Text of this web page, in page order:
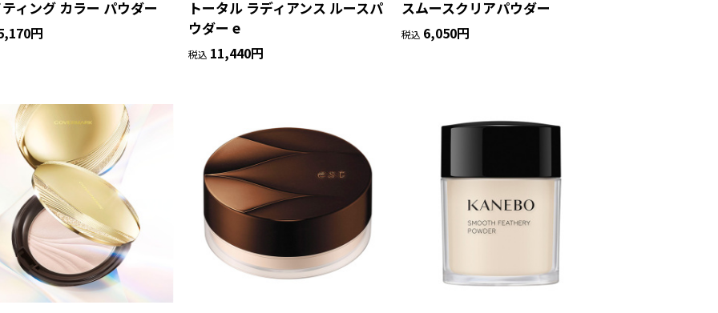
ィング カラー パウダー
円
トータル ラディアンス ルースパ
ウダー e
税込 11,440円
スムースクリアパウダー
税込 6,050円